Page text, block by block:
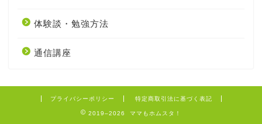
体験談・勉強方法
通信講座
プライバシーポリシー 特定商取引法に基づく表記
2019–2026 ママもホムスタ！